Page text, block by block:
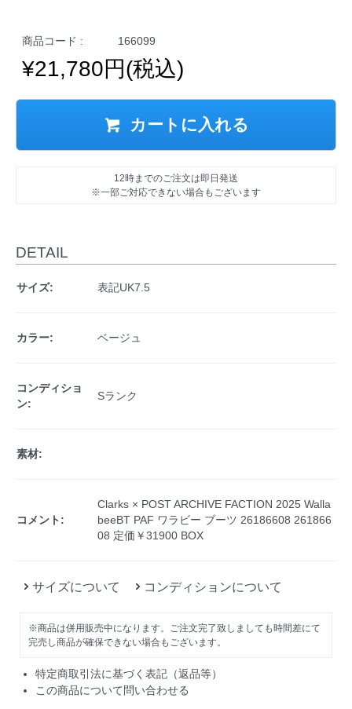
商品コード : 166099
¥21,780円(税込)
カートに入れる
12時までのご注文は即日発送
※一部ご対応できない場合もございます
DETAIL
サイズ: 表記UK7.5
カラー: ベージュ
コンディショ
ン:
Sランク
素材:
コメント:
Clarks × POST ARCHIVE FACTION 2025 Walla
beeBT PAF ワラビー ブーツ 26186608 261866
08 定価￥31900 BOX
サイズについて コンディションについて
※商品は併用販売中になります。ご注文完了致しましても時間差にて
完売し商品が確保できない場合もございます。
特定商取引法に基づく表記（返品等）
この商品について問い合わせる